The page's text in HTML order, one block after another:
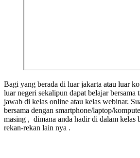
Bagi yang berada di luar jakarta atau luar
luar negeri sekalipun dapat belajar bersama
jawab di kelas online atau kelas webinar.
bersama dengan smartphone/laptop/
masing , dimana anda hadir di dalam kelas
rekan-rekan lain nya .